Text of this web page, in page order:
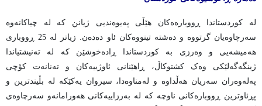
لە کوردستاندا ڕووبارەەکان هێڵی پەیوەندیی ژیانن کە لە چیاکانەوە
سەرچاوەیان گرتووە و دەشتە تینووەکان ئاو دەدەن. زیاتر لە 25 ڕووباری
هەمیشەیی و وەرزی بە کوردستاندا ڕادەخوشێن کە لە تەنیشتیاندا
ژینگەگەلێکی وەک کشتوکاڵ، ڕاهێنانی ئاوژییەکان و تەنانەت کۆچی
پەلەوەران سەریان هەڵداوە و لەمناوەدا، سیروان یەکێکە لە بڵیندترین و
پڕئاوترین ڕووبارەکانی ناوچە کە لە بەرزاییەکانی هەورامانەو سەرچاوەی